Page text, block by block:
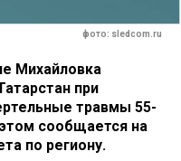
фото: sledcom.ru
Михайловка
при
травмы 55-
сообщается на
по региону.